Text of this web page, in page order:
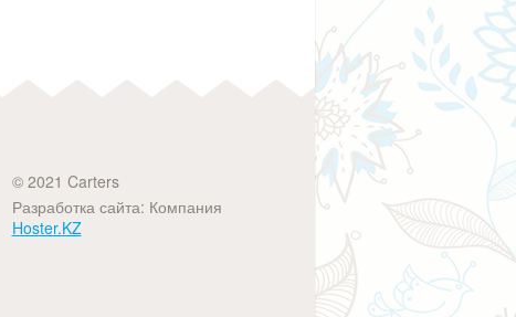
© 2021 Carters
Разработка сайта: Компания
Hoster.KZ